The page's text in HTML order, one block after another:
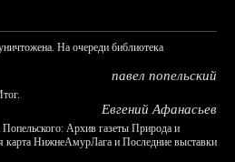
На очереди библиотека
павел попельский
Евгений Афанасьев
Архив газеты Природа и
карта НижнеАмурЛага и Последние выставки